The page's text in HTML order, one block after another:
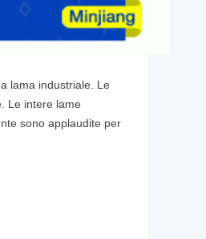
lama industriale. Le
Le intere lame
sono applaudite per